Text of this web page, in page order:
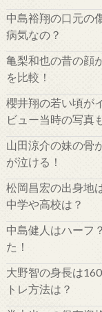
中島裕翔の口元の
病気なの？
亀梨和也の昔の顔
を比較！
櫻井翔の若い頃が
ビュー当時の写真
山田涼介の妹の骨
が泣ける！
松岡昌宏の出身地
中学や高校は？
中島健人はハーフ
た！
大野智の身長は
トレ方法は？